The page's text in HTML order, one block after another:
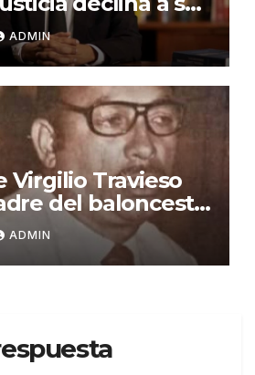
el CNM
ADMIN
Virgilio Travieso
del baloncesto
ADMIN